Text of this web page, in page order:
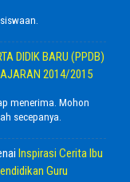
DIDIK BARU (PPDB)
2014/2015
menerima. Mohon
secepanya.
Inspirasi Cerita Ibu
Guru